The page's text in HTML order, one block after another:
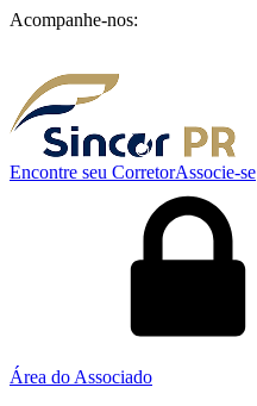
Acompanhe-nos:
Encontre seu CorretorAssocie-se
Área do Associado